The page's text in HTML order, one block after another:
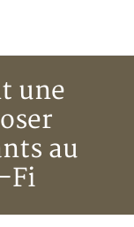
une
au
Fi